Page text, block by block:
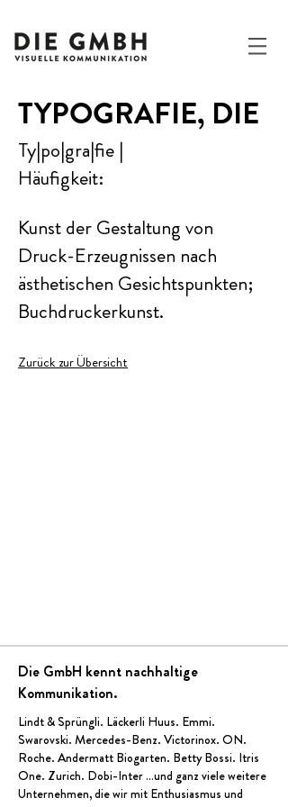
TYPOGRAFIE, DIE
Ty|po|gra|fie |
Häufigkeit:
Kunst der Gestaltung von
Druck-Erzeugnissen nach
ästhetischen Gesichtspunkten;
Buchdruckerkunst.
Zurück zur Übersicht
Die GmbH kennt nachhaltige
Kommunikation.
Lindt & Sprüngli. Läckerli Huus. Emmi.
Swarovski. Mercedes-Benz. Victorinox. ON.
Roche. Andermatt Biogarten. Betty Bossi. Itris
One. Zurich. Dobi-Inter…und ganz viele weitere
Unternehmen, die wir mit Enthusiasmus und